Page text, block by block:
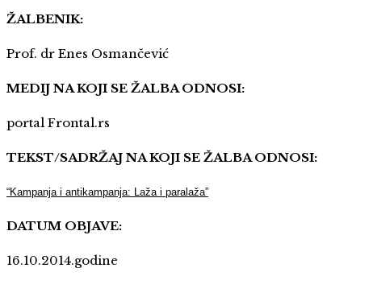
ŽALBENIK:
Prof. dr Enes Osmančević
MEDIJ NA KOJI SE ŽALBA ODNOSI:
portal Frontal.rs
TEKST/SADRŽAJ NA KOJI SE ŽALBA ODNOSI:
“Kampanja i antikampanja: Laža i paralaža”
DATUM OBJAVE:
16.10.2014.godine